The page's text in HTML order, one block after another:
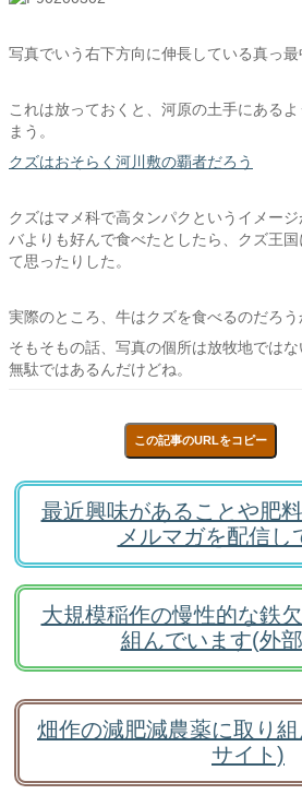
写真でいう右下方向に伸長している真っ最
これは放っておくと、河原の土手にある
まう。
クズはおそらく河川敷の覇者だろう
クズはマメ科で高タンパクというイメー
バよりも好んで食べたとしたら、クズ王
て思ったりした。
実際のところ、牛はクズを食べるのだろう
そもそもの話、写真の個所は放牧地では
無駄ではあるんだけどね。
この記事のURLをコピー
最近興味があることや肥
メルマガを配信し
大規模稲作の慢性的な鉄
組んでいます(外
畑作の減肥減農薬に取り
サイト)